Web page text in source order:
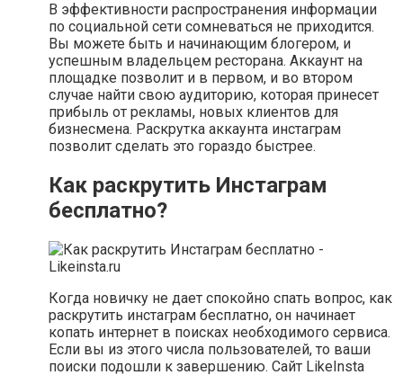
В эффективности распространения информации
по социальной сети сомневаться не приходится.
Вы можете быть и начинающим блогером, и
успешным владельцем ресторана. Аккаунт на
площадке позволит и в первом, и во втором
случае найти свою аудиторию, которая принесет
прибыль от рекламы, новых клиентов для
бизнесмена. Раскрутка аккаунта инстаграм
позволит сделать это гораздо быстрее.
Как раскрутить Инстаграм
бесплатно?
Когда новичку не дает спокойно спать вопрос, как
раскрутить инстаграм бесплатно, он начинает
копать интернет в поисках необходимого сервиса.
Если вы из этого числа пользователей, то ваши
поиски подошли к завершению. Сайт LikeInsta